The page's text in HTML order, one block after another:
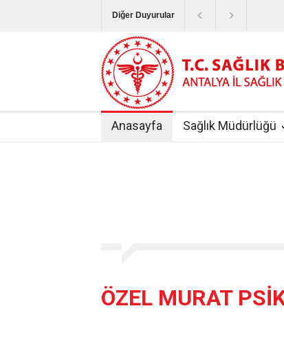
Diğer Duyurular
Bayram Tatilinde Sağlık Hizmetlerinin
Terapötik Aferez Merkezleri ve Üniteleri
Yoğun Bakım Servislerinde Hasta
Anasayfa Sağlık Müdürlüğü
ÖZEL MURAT